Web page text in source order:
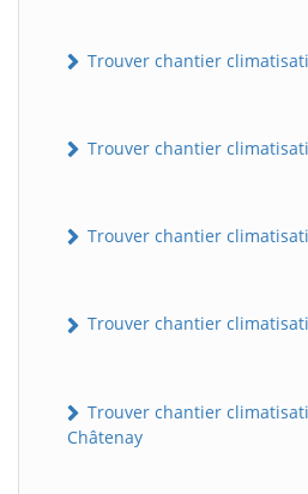
Trouver chantier
Trouver chantier
Trouver chantier
Trouver chantier
Trouver chantier
Châtenay